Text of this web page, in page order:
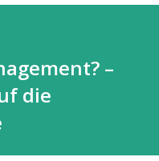
–
die